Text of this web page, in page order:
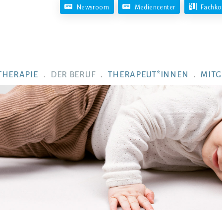
Newsroom Mediencenter
DER BERUF THERAPEUT*INNEN